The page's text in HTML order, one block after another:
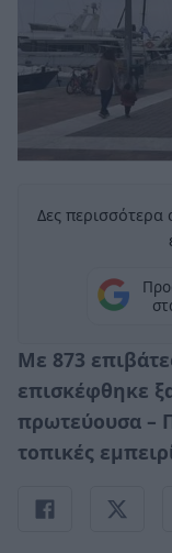
Δες
Με 873
επισκέφθηκε
πρωτεύουσα –
τοπικές